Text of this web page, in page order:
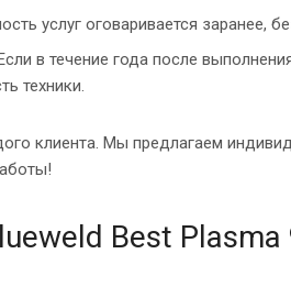
услуг оговаривается заранее,
в течение года после
техники.
клиента. Мы предлагаем
Best Plasma